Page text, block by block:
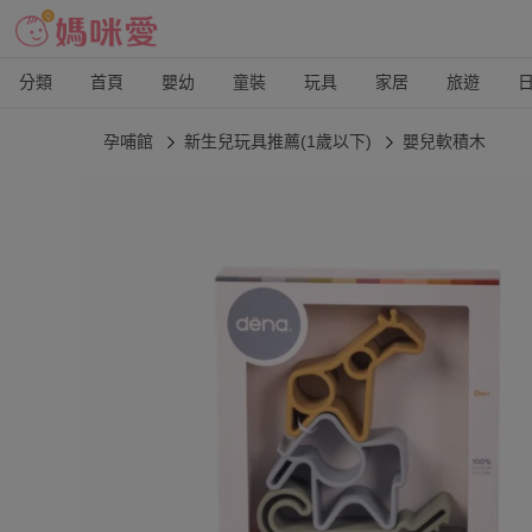
分類 首頁 嬰幼 童裝 玩具 家居 旅遊
孕哺館 新生兒玩具推薦(1歲以下) 嬰兒軟積木